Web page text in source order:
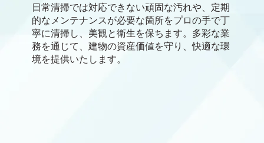
日常清掃では対応できない頑固な汚れや、定期
的なメンテナンスが必要な箇所をプロの手で丁
寧に清掃し、美観と衛生を保ちます。多彩な業
務を通じて、建物の資産価値を守り、快適な環
境を提供いたします。